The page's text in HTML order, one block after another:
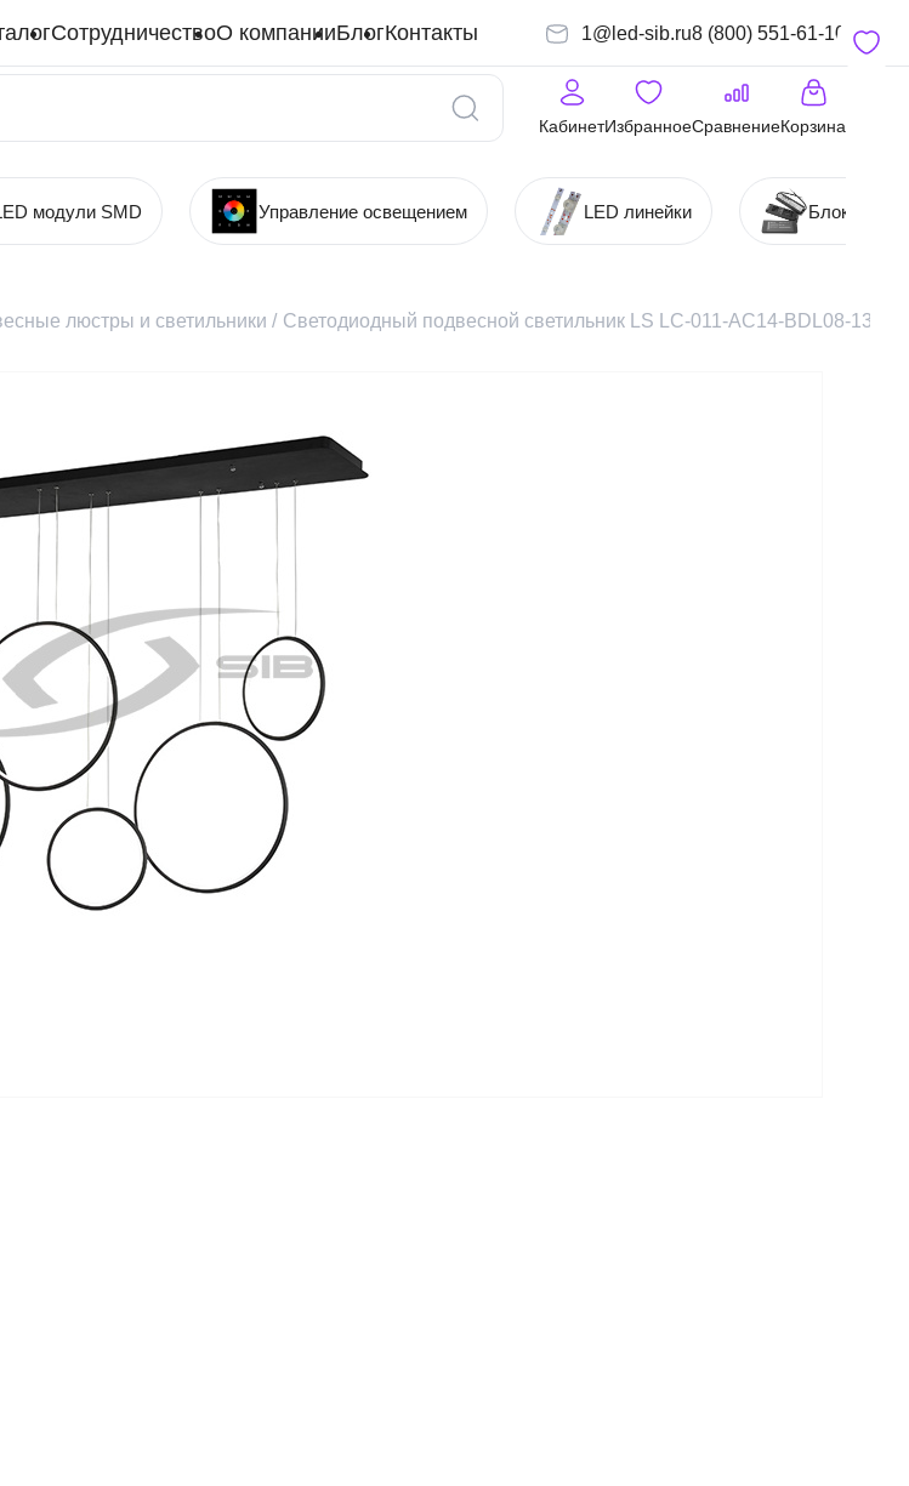
СотрудничествоО компанииБлогКонтакты 1@led-sib.ru8 (800) 551-61-10
КабинетИзбранноеСравнениеКорзина
модули SMD Управление освещением LED линейки Блоки
люстры и светильники / Светодиодный подвесной светильник LS LC-011-AC14-BDL08-130W